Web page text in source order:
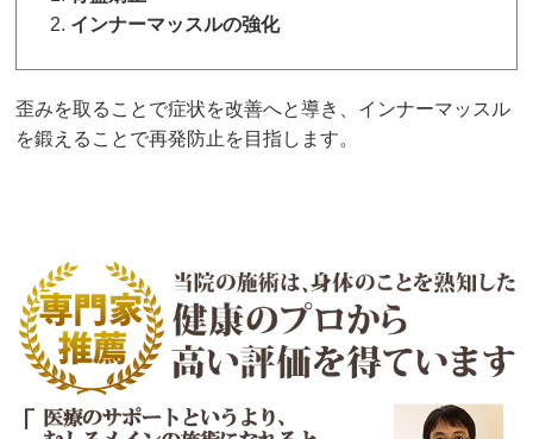
インナーマッスルの強化
歪みを取ることで症状を改善へと導き、インナーマッスル
を鍛えることで再発防止を目指します。